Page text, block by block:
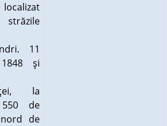
11
şi
la
de
de